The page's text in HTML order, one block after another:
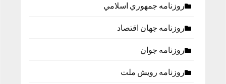
روزنامه جمهوري اسلامي
روزنامه جهان اقتصاد
روزنامه جوان
روزنامه رویش ملت